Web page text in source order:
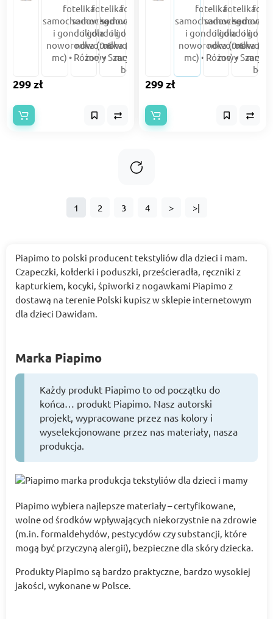
299 zł 299 zł
1 2 3 4 > >|
Piapimo to polski producent tekstyliów dla dzieci i mam.
Czapeczki, kołderki i poduszki, prześcieradła, ręczniki z
kapturkiem, kocyki, śpiworki z nogawkami Piapimo z
dostawą na terenie Polski kupisz w sklepie internetowym
dla dzieci Dawidam.
Marka Piapimo
Każdy produkt Piapimo to od początku do
końca… produkt Piapimo. Nasz autorski
projekt, wypracowane przez nas kolory i
wyselekcjonowane przez nas materiały, nasza
produkcja.
Piapimo wybiera najlepsze materiały – certyfikowane,
wolne od środków wpływających niekorzystnie na zdrowie
(m.in. formaldehydów, pestycydów czy substancji, które
mogą być przyczyną alergii), bezpieczne dla skóry dziecka.
Produkty Piapimo są bardzo praktyczne, bardzo wysokiej
jakości, wykonane w Polsce.